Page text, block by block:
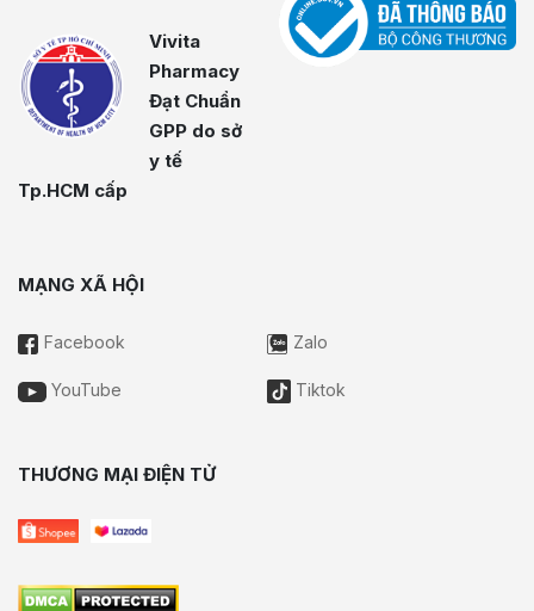
Vivita
Pharmacy
Đạt Chuẩn
GPP do sở
y tế
Tp.HCM cấp
MẠNG XÃ HỘI
Facebook Zalo
YouTube Tiktok
THƯƠNG MẠI ĐIỆN TỬ